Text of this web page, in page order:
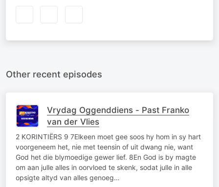
Other recent episodes
Vrydag Oggenddiens - Past Franko
van der Vlies
2 KORINTIËRS 9 7Elkeen moet gee soos hy hom in sy hart
voorgeneem het, nie met teensin of uit dwang nie, want
God het die blymoedige gewer lief. 8En God is by magte
om aan julle alles in oorvloed te skenk, sodat julle in alle
opsigte altyd van alles genoeg…